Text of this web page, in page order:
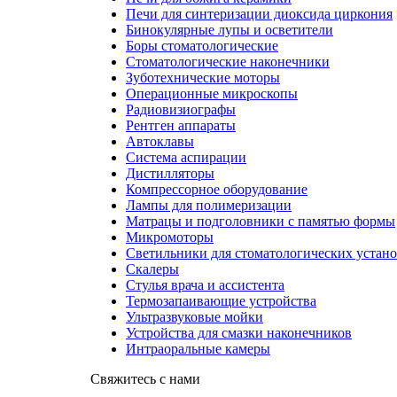
Печи для синтеризации диоксида циркония
Бинокулярные лупы и осветители
Боры стоматологические
Стоматологические наконечники
Зуботехнические моторы
Операционные микроскопы
Радиовизиографы
Рентген аппараты
Автоклавы
Система аспирации
Дистилляторы
Компрессорное оборудование
Лампы для полимеризации
Матрацы и подголовники с памятью формы
Микромоторы
Светильники для стоматологических
Скалеры
Стулья врача и ассистента
Термозапаивающие устройства
Ультразвуковые мойки
Устройства для смазки наконечников
Интраоральные камеры
Свяжитесь с нами